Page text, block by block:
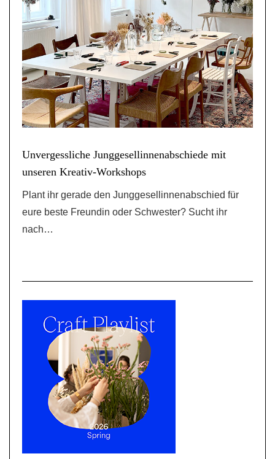
Unvergessliche Junggesellinnenabschiede mit
unseren Kreativ-Workshops
Plant ihr gerade den Junggesellinnenabschied für
eure beste Freundin oder Schwester? Sucht ihr
nach…